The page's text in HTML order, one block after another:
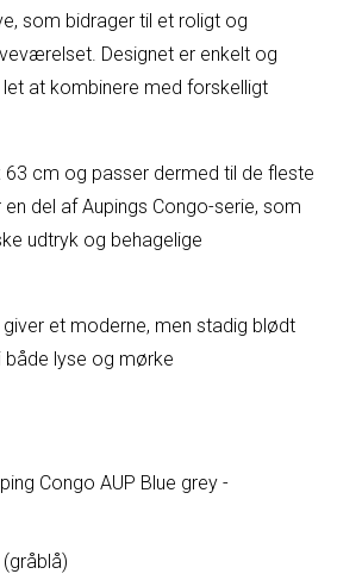
som bidrager til et roligt og
Designet er enkelt og
at kombinere med forskelligt
cm og passer dermed til de fleste
del af Aupings Congo-serie, som
udtryk og behagelige
et moderne, men stadig blødt
både lyse og mørke
Congo AUP Blue grey -